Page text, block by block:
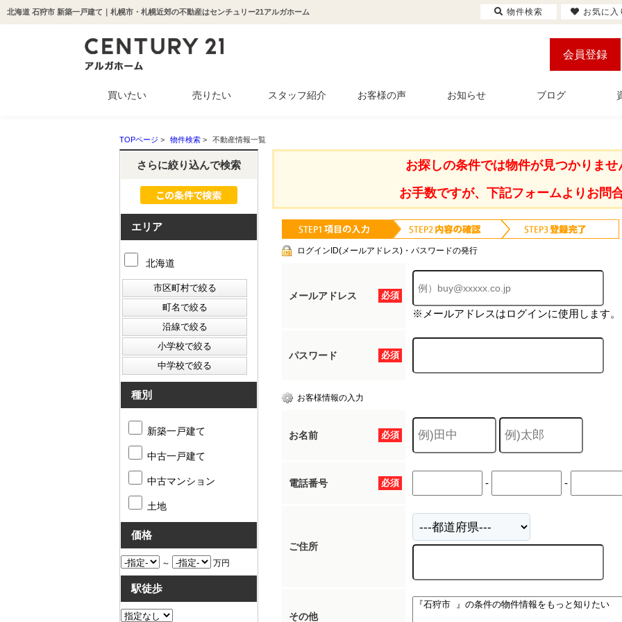
北海道 石狩市 新築一戸建て｜札幌市・札幌近郊の不動産はセンチュリー21アルガホーム
会員登録
買いたい 売りたい スタッフ紹介 お客様の声 お知らせ ブログ
TOPページ > 物件検索 > 不動産情報一覧
お探しの条件では物件が見つかりませ
お手数ですが、下記フォームよりお問
ログインID(メールアドレス)・パスワードの発行
必須
メールアドレス
※メールアドレスはログインに使用します。
必須
パスワード
お客様情報の入力
必須
お名前
必須
電話番号 - -
ご住所
その他
さらに絞り込んで検索
エリア
北海道
種別
新築一戸建て
中古一戸建て
中古マンション
土地
価格
～ 万円
駅徒歩
物件検索 お気に入